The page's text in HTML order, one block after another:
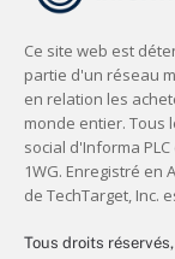
Tous droits réservés,